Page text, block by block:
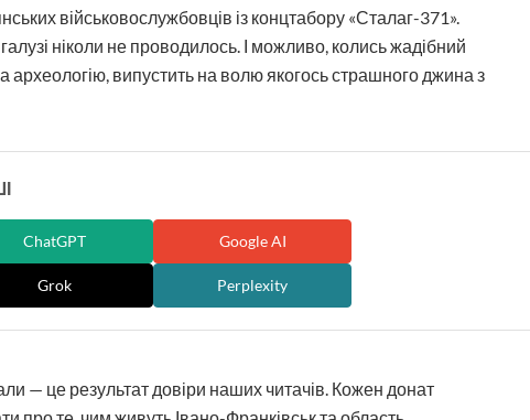
військовослужбовців із концтабору «Сталаг-371».
ніколи не проводилось. І можливо, колись жадібний
археологію, випустить на волю якогось страшного джина з
ChatGPT Google AI
Grok Perplexity
— це результат довіри наших читачів. Кожен донат